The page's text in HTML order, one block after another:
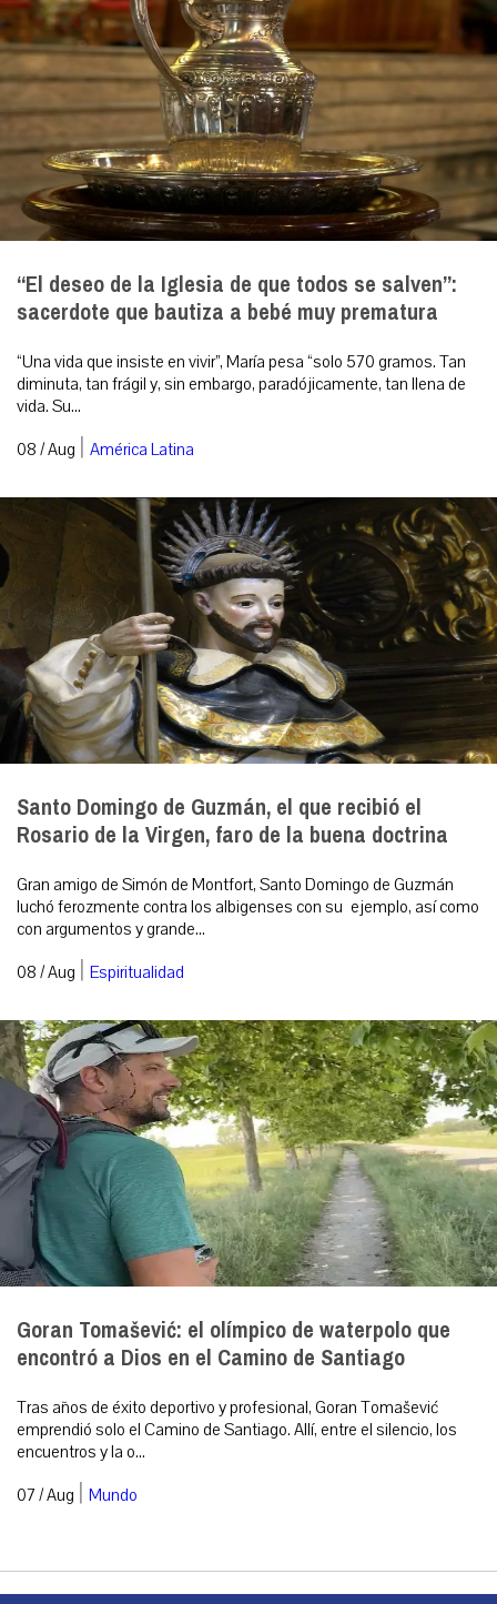
“El deseo de la Iglesia de que todos se salven”:
sacerdote que bautiza a bebé muy prematura
“Una vida que insiste en vivir”, María pesa “solo 570 gramos. Tan
diminuta, tan frágil y, sin embargo, paradójicamente, tan llena de
vida. Su...
08 / Aug | América Latina
Santo Domingo de Guzmán, el que recibió el
Rosario de la Virgen, faro de la buena doctrina
Gran amigo de Simón de Montfort, Santo Domingo de Guzmán
luchó ferozmente contra los albigenses con su ejemplo, así como
con argumentos y grande...
08 / Aug | Espiritualidad
Goran Tomašević: el olímpico de waterpolo que
encontró a Dios en el Camino de Santiago
Tras años de éxito deportivo y profesional, Goran Tomašević
emprendió solo el Camino de Santiago. Allí, entre el silencio, los
encuentros y la o...
07 / Aug | Mundo